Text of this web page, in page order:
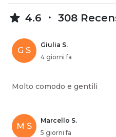
4.6 308
G S
Giulia S.
4 giorni fa
Molto comodo e gentili
M S
Marcello S.
5 giorni fa